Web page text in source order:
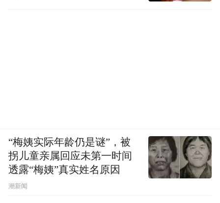
“梅姨实际年龄仍是谜”，被
拐儿童亲属回应未第一时间
透露“梅姨”真实姓名原因
潮新闻